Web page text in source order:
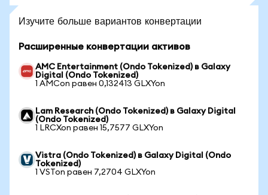
Изучите больше вариантов конвертации
Расширенные конвертации активов
AMC Entertainment (Ondo Tokenized) в Galaxy
Digital (Ondo Tokenized)
1 AMCon равен 0,132413 GLXYon
Lam Research (Ondo Tokenized) в Galaxy Digital
(Ondo Tokenized)
1 LRCXon равен 15,7577 GLXYon
Vistra (Ondo Tokenized) в Galaxy Digital (Ondo
Tokenized)
1 VSTon равен 7,2704 GLXYon